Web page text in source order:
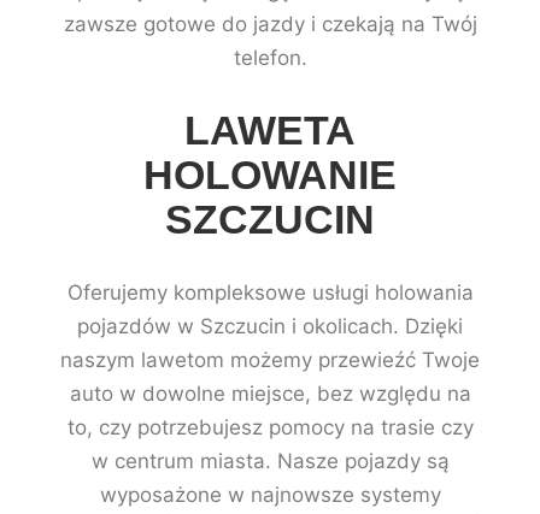
zawsze gotowe do jazdy i czekają na Twój
telefon.
LAWETA
HOLOWANIE
SZCZUCIN
Oferujemy kompleksowe usługi holowania
pojazdów w Szczucin i okolicach. Dzięki
naszym lawetom możemy przewieźć Twoje
auto w dowolne miejsce, bez względu na
to, czy potrzebujesz pomocy na trasie czy
w centrum miasta. Nasze pojazdy są
wyposażone w najnowsze systemy